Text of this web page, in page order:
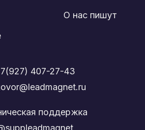
О нас пишут
407-27-43
поддержка